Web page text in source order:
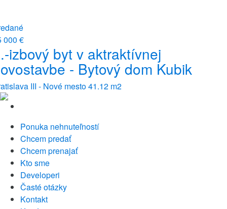
000 €
izbový byt v aktraktívnej
- Bytový dom Kubik
III - Nové mesto41.12 m2
Ponuka nehnuteľností
Chcem predať
Chcem prenajať
Kto sme
Developeri
Časté otázky
Kontakt